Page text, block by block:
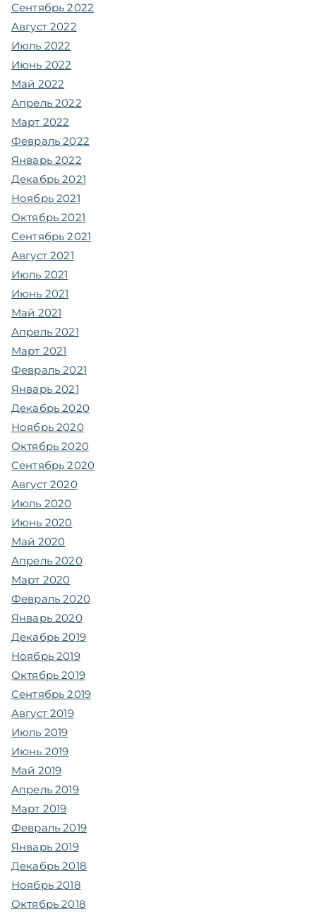
Сентябрь 2022
Август 2022
Июль 2022
Июнь 2022
Май 2022
Апрель 2022
Март 2022
Февраль 2022
Январь 2022
Декабрь 2021
Ноябрь 2021
Октябрь 2021
Сентябрь 2021
Август 2021
Июль 2021
Июнь 2021
Май 2021
Апрель 2021
Март 2021
Февраль 2021
Январь 2021
Декабрь 2020
Ноябрь 2020
Октябрь 2020
Сентябрь 2020
Август 2020
Июль 2020
Июнь 2020
Май 2020
Апрель 2020
Март 2020
Февраль 2020
Январь 2020
Декабрь 2019
Ноябрь 2019
Октябрь 2019
Сентябрь 2019
Август 2019
Июль 2019
Июнь 2019
Май 2019
Апрель 2019
Март 2019
Февраль 2019
Январь 2019
Декабрь 2018
Ноябрь 2018
Октябрь 2018